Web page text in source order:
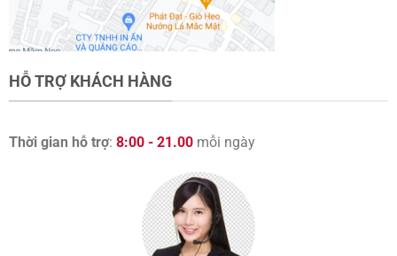
HỖ TRỢ KHÁCH HÀNG
Thời gian hỗ trợ: 8:00 - 21.00mỗi ngày